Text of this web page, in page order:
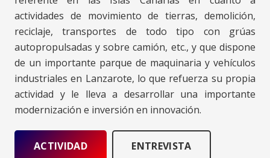
actividades de movimiento de tierras, demolición,
reciclaje, transportes de todo tipo con grúas
autopropulsadas y sobre camión, etc., y que dispone
de un importante parque de maquinaria y vehículos
industriales en Lanzarote, lo que refuerza su propia
actividad y le lleva a desarrollar una importante
modernización e inversión en innovación.
ACTIVIDAD ENTREVISTA